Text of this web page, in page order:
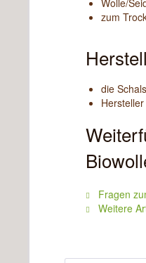
Wolle/
zum
die
Fragen
Weitere